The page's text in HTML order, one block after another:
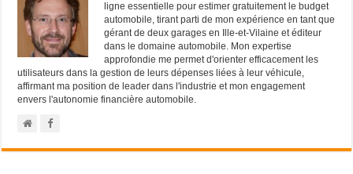
ligne essentielle pour estimer gratuitement le budget
automobile, tirant parti de mon expérience en tant que
gérant de deux garages en Ille-et-Vilaine et éditeur
dans le domaine automobile. Mon expertise
approfondie me permet d'orienter efficacement les
utilisateurs dans la gestion de leurs dépenses liées à leur véhicule,
affirmant ma position de leader dans l'industrie et mon engagement
envers l'autonomie financière automobile.